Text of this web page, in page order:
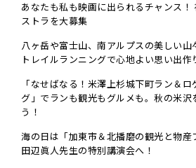
あなたも私も映画に出られるチャンス！
ストラを大募集
八ヶ岳や富士山、南アルプスの美しい山
トレイルランニングで心地よい思い出作
「なせばなる！米澤上杉城下町ラン＆ロ
グ」でランも観光もグルメも。秋の米沢
う！
海の日は「加東市＆北播磨の観光と物産
田辺眞人先生の特別講演会へ！